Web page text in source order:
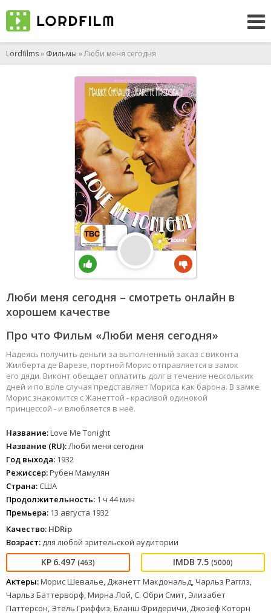
Lordfilms» Фильмы » Люби меня сегодня
Люби меня сегодня – смотреть онлайн в
хорошем качестве
Про что Фильм «Люби меня сегодня»
Надеясь получить деньги за выполненный заказ с виконта
Жилберта де Варезе, портной Морис отправляется в замок
его дяди. Виконт обещает оплатить долг в течение нескольких
дней и по воле случая представляет Мориса как барона. В замке
Морис знакомится с Жанеттой - красивой одинокой
принцессой - и влюбляется в неё.
Название:Love Me Tonight
Название (RU):Люби меня сегодня
Год выхода: 1932
Режиссер:Рубен Мамулян
Страна: США
Продолжительность: 1 ч 44 мин
Премьера: 13 августа 1932
Качество: HDRip
Возраст: для любой зрительской аудитории
6.497 (463) 7.5 (5000)
Актеры:Морис Шевалье, Джанетт Макдональд, Чарльз Рагглз,
Чарльз Баттерворф, Мирна Лой, С. Обри Смит, Элизабет
Паттерсон, Этель Гриффиз, Бланш Фридеричи, Джозеф Которн